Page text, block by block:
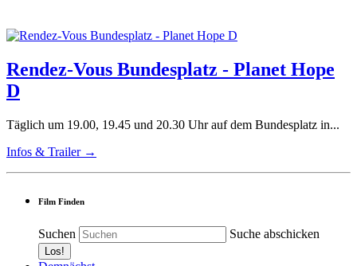
Rendez-Vous Bundesplatz - Planet Hope
D
Täglich um 19.00, 19.45 und 20.30 Uhr auf dem Bundesplatz in...
Infos & Trailer →
Film Finden
Suchen Suche abschicken